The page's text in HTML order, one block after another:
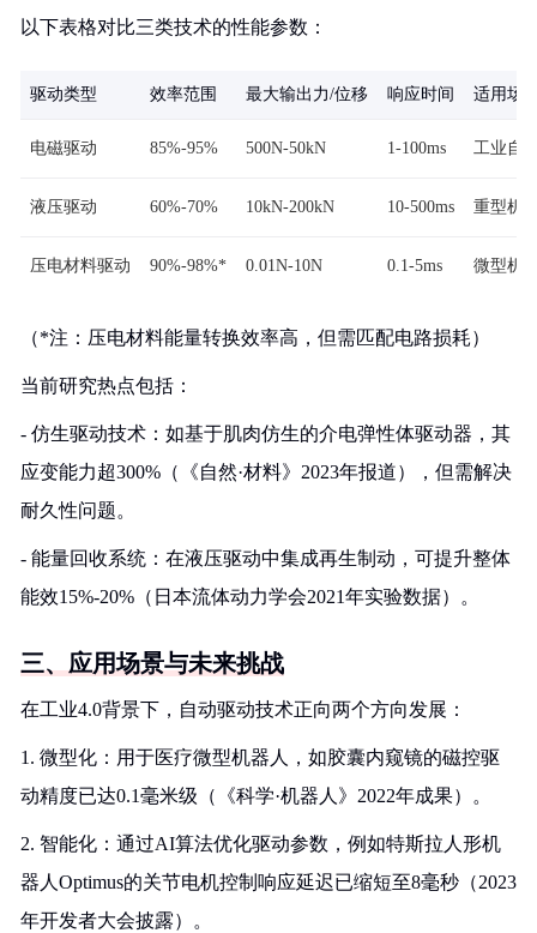
以下表格对比三类技术的性能参数：
驱动类型 效率范围 最大输出力/位移 响应时间 适用场
电磁驱动 85%-95% 500N-50kN 1-100ms 工业自
液压驱动 60%-70% 10kN-200kN 10-500ms 重型机
压电材料驱动 90%-98%* 0.01N-10N 0.1-5ms 微型机
（*注：压电材料能量转换效率高，但需匹配电路损耗）
当前研究热点包括：
- 仿生驱动技术：如基于肌肉仿生的介电弹性体驱动器，其
应变能力超300%（《自然·材料》2023年报道），但需解决
耐久性问题。
- 能量回收系统：在液压驱动中集成再生制动，可提升整体
能效15%-20%（日本流体动力学会2021年实验数据）。
三、应用场景与未来挑战
在工业4.0背景下，自动驱动技术正向两个方向发展：
1. 微型化：用于医疗微型机器人，如胶囊内窥镜的磁控驱
动精度已达0.1毫米级（《科学·机器人》2022年成果）。
2. 智能化：通过AI算法优化驱动参数，例如特斯拉人形机
器人Optimus的关节电机控制响应延迟已缩短至8毫秒（2023
年开发者大会披露）。